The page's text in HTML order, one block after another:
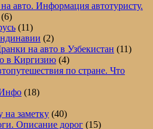
авто. Информация автотуристу.
(6)
(11)
(2)
на авто в Узбекистан (11)
в Киргизию (4)
по стране. Что
(18)
на заметку (40)
Описание дорог (15)